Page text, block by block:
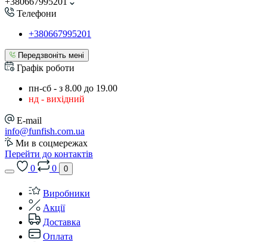
Телефони
+380667995201
Передзвоніть мені
Графік роботи
пн-сб - з 8.00 до 19.00
нд - вихідний
E-mail
info@funfish.com.ua
Ми в соцмережах
Перейти до контактів
0
0 0
Виробники
Акції
Доставка
Оплата